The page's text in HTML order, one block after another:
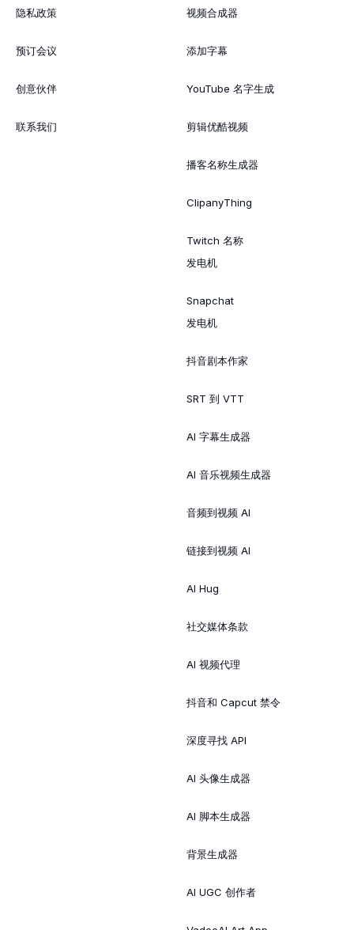
隐私政策
预订会议
创意伙伴
联系我们
视频合成器
添加字幕
YouTube 名字生成
剪辑优酷视频
播客名称生成器
ClipanyThing
Twitch 名称
发电机
Snapchat
发电机
抖音剧本作家
SRT 到 VTT
AI 字幕生成器
AI 音乐视频生成器
音频到视频 AI
链接到视频 AI
AI Hug
社交媒体条款
AI 视频代理
抖音和 Capcut 禁令
深度寻找 API
AI 头像生成器
AI 脚本生成器
背景生成器
AI UGC 创作者